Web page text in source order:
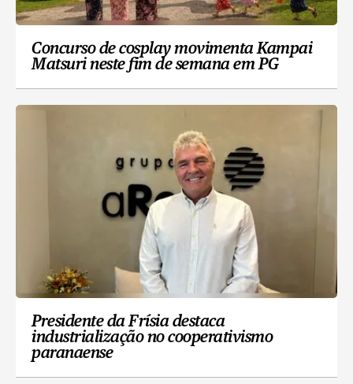
Concurso de cosplay movimenta Kampai
Matsuri neste fim de semana em PG
Presidente da Frísia destaca
industrialização no cooperativismo
paranaense